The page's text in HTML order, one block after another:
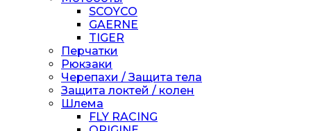
SCOYCO
GAERNE
TIGER
Перчатки
Рюкзаки
Черепахи / Защита тела
Защита локтей / колен
Шлема
FLY RACING